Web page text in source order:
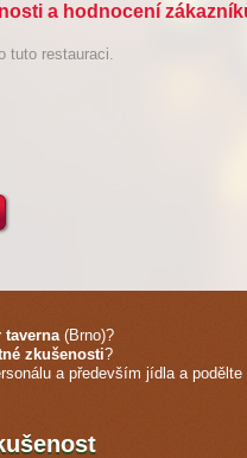
a hodnocení
tuto restauraci.
(Brno)?
zkušenosti?
a především jídla a